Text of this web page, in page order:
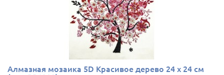
Алмазная мозаика 5D Красивое дерево 24 х 24 см